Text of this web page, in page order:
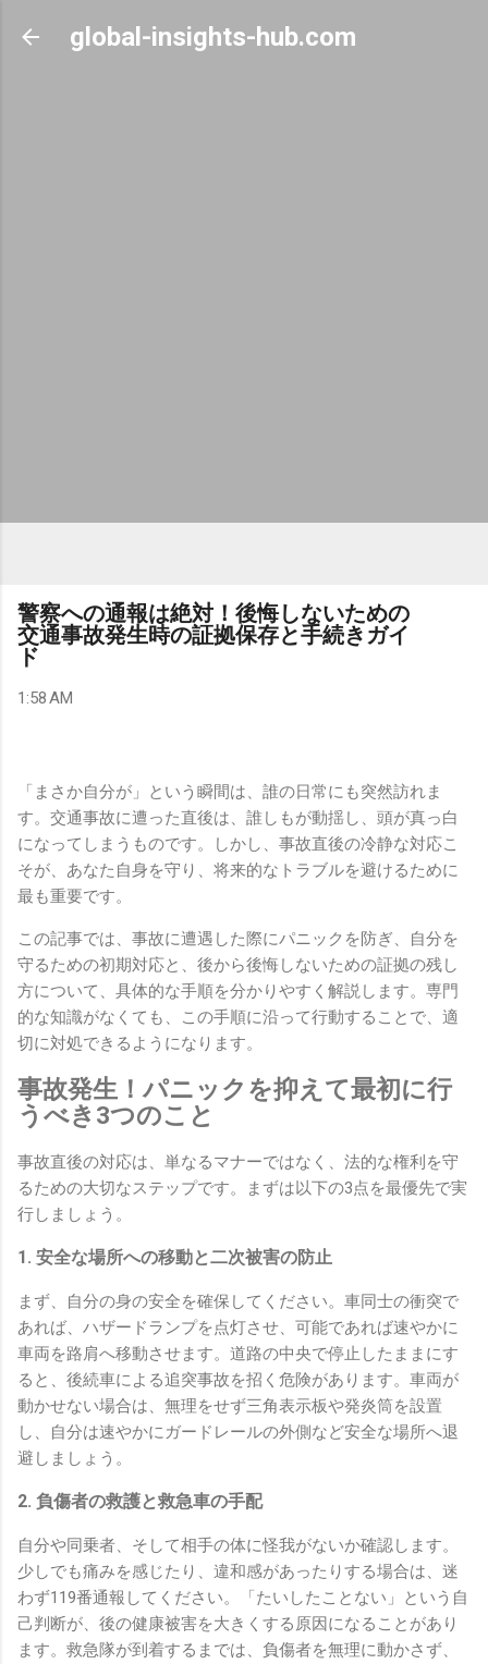
Skip to main content
global-insights-hub.com
警察への通報は絶対！後悔しないための
交通事故発生時の証拠保存と手続きガイ
ド
1:58 AM
「まさか自分が」という瞬間は、誰の日常にも突然訪れま
す。交通事故に遭った直後は、誰しもが動揺し、頭が真っ白
になってしまうものです。しかし、事故直後の冷静な対応こ
そが、あなた自身を守り、将来的なトラブルを避けるために
最も重要です。
この記事では、事故に遭遇した際にパニックを防ぎ、自分を
守るための初期対応と、後から後悔しないための証拠の残し
方について、具体的な手順を分かりやすく解説します。専門
的な知識がなくても、この手順に沿って行動することで、適
切に対処できるようになります。
事故発生！パニックを抑えて最初に行
うべき3つのこと
事故直後の対応は、単なるマナーではなく、法的な権利を守
るための大切なステップです。まずは以下の3点を最優先で実
行しましょう。
1. 安全な場所への移動と二次被害の防止
まず、自分の身の安全を確保してください。車同士の衝突で
あれば、ハザードランプを点灯させ、可能であれば速やかに
車両を路肩へ移動させます。道路の中央で停止したままにす
ると、後続車による追突事故を招く危険があります。車両が
動かせない場合は、無理をせず三角表示板や発炎筒を設置
し、自分は速やかにガードレールの外側など安全な場所へ退
避しましょう。
2. 負傷者の救護と救急車の手配
自分や同乗者、そして相手の体に怪我がないか確認します。
少しでも痛みを感じたり、違和感があったりする場合は、迷
わず119番通報してください。「たいしたことない」という自
己判断が、後の健康被害を大きくする原因になることがあり
ます。救急隊が到着するまでは、負傷者を無理に動かさず、